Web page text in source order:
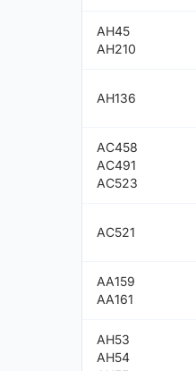
AH45
AH210
AH136
AC458
AC491
AC523
AC521
AA159
AA161
AH53
AH54